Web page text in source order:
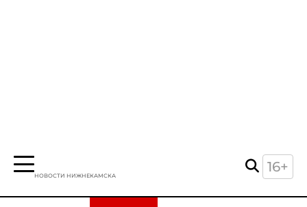
НОВОСТИ НИЖНЕКАМСКА
16+